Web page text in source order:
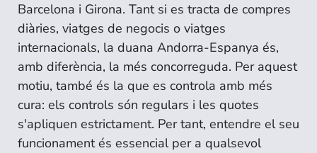
Barcelona i Girona. Tant si es tracta de compres
diàries, viatges de negocis o viatges
internacionals, la duana Andorra-Espanya és,
amb diferència, la més concorreguda. Per aquest
motiu, també és la que es controla amb més
cura: els controls són regulars i les quotes
s'apliquen estrictament. Per tant, entendre el seu
funcionament és essencial per a qualsevol